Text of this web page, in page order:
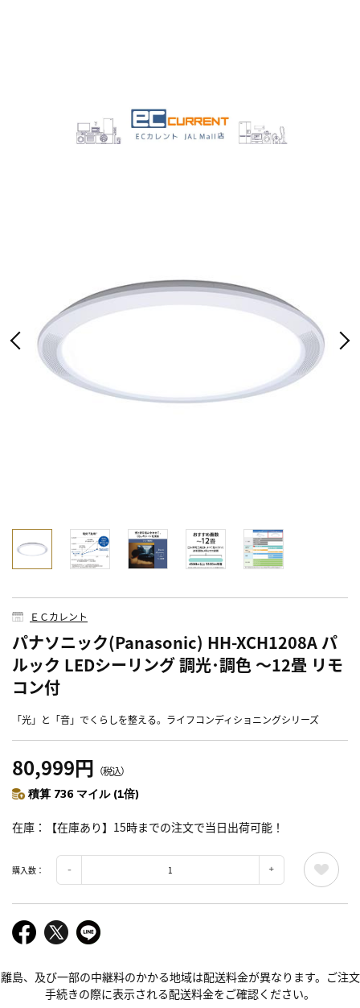
ＥＣカレント
パナソニック(Panasonic) HH-XCH1208A パ
ルック LEDシーリング 調光･調色 ～12畳 リモ
コン付
「光」と「音」でくらしを整える。ライフコンディショニングシリーズ
80,999円 （税込）
積算 736 マイル (1倍)
在庫 【在庫あり】15時までの注文で当日出荷可能！
購入数：
離島、及び一部の中継料のかかる地域は配送料金が異なります。ご注文
手続きの際に表示される配送料金をご確認ください。